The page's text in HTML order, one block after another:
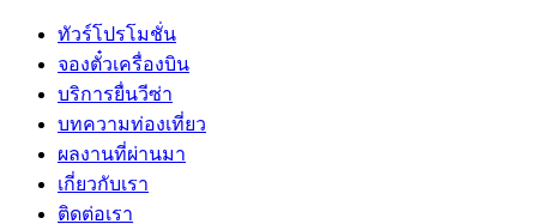
ทัวร์โปรโมชั่น
จองตั๋วเครื่องบิน
บริการยื่นวีซ่า
บทความท่องเที่ยว
ผลงานที่ผ่านมา
เกี่ยวกับเรา
ติดต่อเรา